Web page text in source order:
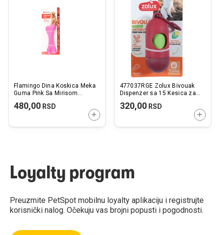
Flamingo Dina Koskica Meka
Guma Pink Sa Mirisom
480,00 RSD
DODAJTE U KORPU
477037RGE Zolux Bivouak
Dispenzer sa 15 Kesica za
320,00RSD
Loyalty program
Preuzmite PetSpot mobilnu loyalty aplikaciju i registrujte
korisnički nalog. Očekuju vas brojni popusti i pogodnosti.